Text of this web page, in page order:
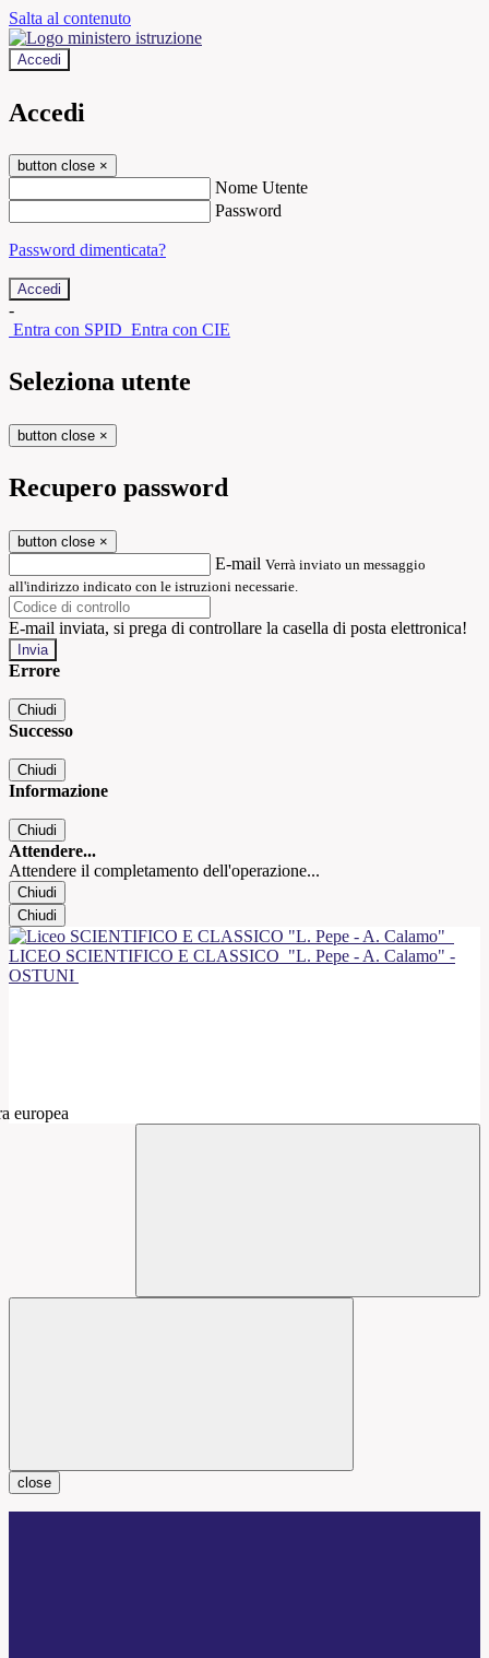
Salta al contenuto
Accedi
Accedi
button close ×
Nome Utente
Password
Password dimenticata?
-
Entra con SPID Entra con CIE
Seleziona utente
button close ×
Recupero password
button close ×
E-mail Verrà inviato un messaggio
all'indirizzo indicato con le istruzioni necessarie.
E-mail inviata, si prega di controllare la casella di posta elettronica!
Errore
Chiudi
Successo
Chiudi
Informazione
Chiudi
Attendere...
Attendere il completamento dell'operazione...
Chiudi
Chiudi
LICEO SCIENTIFICO E CLASSICO "L. Pepe - A. Calamo" -
OSTUNI
close